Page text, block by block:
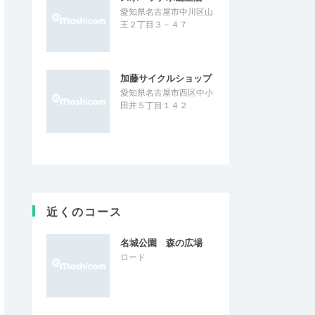
愛知県名古屋市中川区山
王２丁目３－４７
加藤サイクルショップ
愛知県名古屋市西区中小
田井５丁目１４２
近くのコース
名城公園 森の広場
ロード